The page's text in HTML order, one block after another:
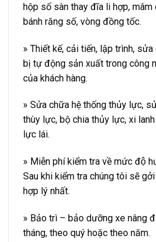
hộp số sàn thay đĩa li hợp, mâm
bánh răng số, vòng đồng tốc.
» Thiết kế, cải tiến, lập trình,
bị tự động sản xuất trong công
của khách hàng.
» Sửa chữa hệ thống thủy lực,
thùy lực, bộ chia thủy lực, xi
lực lái.
» Miễn phí kiểm tra về mức độ
Sau khi kiểm tra chúng tôi sẽ
hợp lý nhất.
» Bảo trì – bảo dưỡng xe nâng
tháng, theo quý hoặc theo năm.